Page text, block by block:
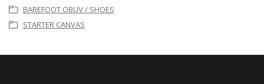
BAREFOOT OBUV / SHOES
STARTER CANVAS